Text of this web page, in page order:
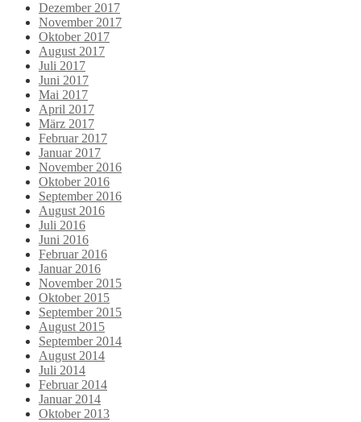
Dezember 2017
November 2017
Oktober 2017
August 2017
Juli 2017
Juni 2017
Mai 2017
April 2017
März 2017
Februar 2017
Januar 2017
November 2016
Oktober 2016
September 2016
August 2016
Juli 2016
Juni 2016
Februar 2016
Januar 2016
November 2015
Oktober 2015
September 2015
August 2015
September 2014
August 2014
Juli 2014
Februar 2014
Januar 2014
Oktober 2013